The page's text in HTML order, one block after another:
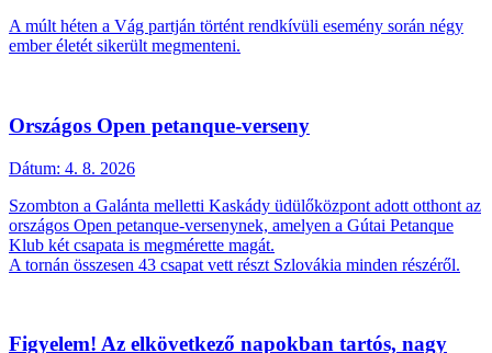
A múlt héten a Vág partján történt rendkívüli esemény során négy
ember életét sikerült megmenteni.
Országos Open petanque-verseny
Dátum: 4. 8. 2026
Szombton a Galánta melletti Kaskády üdülőközpont adott otthont az
országos Open petanque-versenynek, amelyen a Gútai Petanque
Klub két csapata is megmérette magát.
A tornán összesen 43 csapat vett részt Szlovákia minden részéről.
Figyelem! Az elkövetkező napokban tartós, nagy